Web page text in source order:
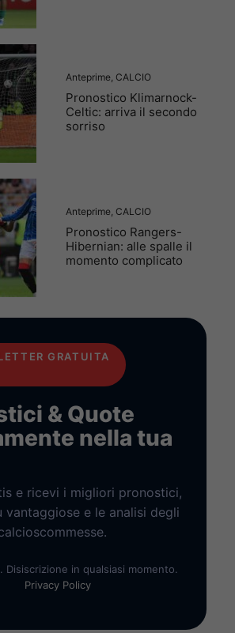
Anteprime CALCIO
Pronostico Klimarnock-
Celtic: arriva il secondo
sorriso
Anteprime CALCIO
Pronostico Rangers-
Hibernian: alle spalle il
momento complicato
GRATUITA
& Quote
nella tua
e ricevi i migliori pronostici,
vantaggiose e le analisi degli
Disiscrizione in qualsiasi momento.
Privacy Policy